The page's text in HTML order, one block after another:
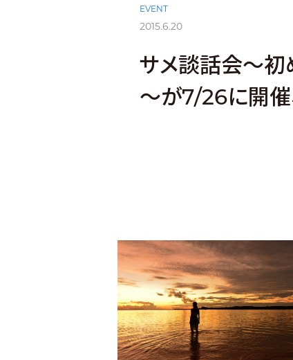
EVENT
2015.6.20
サメ談話会～初
～が7/26に開催